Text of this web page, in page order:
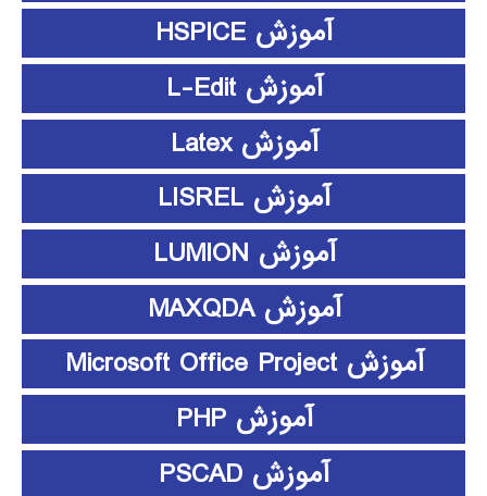
آموزش HSPICE
آموزش L-Edit
آموزش Latex
آموزش LISREL
آموزش LUMION
آموزش MAXQDA
آموزش Microsoft Office Project
آموزش PHP
آموزش PSCAD